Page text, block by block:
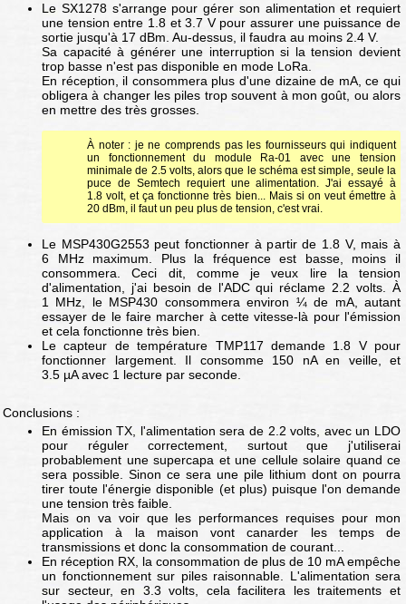
Le SX1278 s'arrange pour gérer son alimentation et requiert
une tension entre 1.8 et 3.7 V pour assurer une puissance de
sortie jusqu'à 17 dBm. Au-dessus, il faudra au moins 2.4 V.
Sa capacité à générer une interruption si la tension devient
trop basse n'est pas disponible en mode LoRa.
En réception, il consommera plus d'une dizaine de mA, ce qui
obligera à changer les piles trop souvent à mon goût, ou alors
en mettre des très grosses.
À noter : je ne comprends pas les fournisseurs qui indiquent
un fonctionnement du module Ra-01 avec une tension
minimale de 2.5 volts, alors que le schéma est simple, seule la
puce de Semtech requiert une alimentation. J'ai essayé à
1.8 volt, et ça fonctionne très bien... Mais si on veut émettre à
20 dBm, il faut un peu plus de tension, c'est vrai.
Le MSP430G2553 peut fonctionner à partir de 1.8 V, mais à
6 MHz maximum. Plus la fréquence est basse, moins il
consommera. Ceci dit, comme je veux lire la tension
d'alimentation, j'ai besoin de l'ADC qui réclame 2.2 volts. À
1 MHz, le MSP430 consommera environ ¼ de mA, autant
essayer de le faire marcher à cette vitesse-là pour l'émission
et cela fonctionne très bien.
Le capteur de température TMP117 demande 1.8 V pour
fonctionner largement. Il consomme 150 nA en veille, et
3.5 µA avec 1 lecture par seconde.
Conclusions :
En émission TX, l'alimentation sera de 2.2 volts, avec un LDO
pour réguler correctement, surtout que j'utiliserai
probablement une supercapa et une cellule solaire quand ce
sera possible. Sinon ce sera une pile lithium dont on pourra
tirer toute l'énergie disponible (et plus) puisque l'on demande
une tension très faible.
Mais on va voir que les performances requises pour mon
application à la maison vont canarder les temps de
transmissions et donc la consommation de courant...
En réception RX, la consommation de plus de 10 mA empêche
un fonctionnement sur piles raisonnable. L'alimentation sera
sur secteur, en 3.3 volts, cela facilitera les traitements et